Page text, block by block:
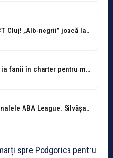
Meci greu pentru U-BT Cluj! „Alb-negrii” joacă la Podgorica una dintre cele...
U-BT Cluj-Napoca își ia fanii în charter pentru meciurile decisive ale sezonului!...
Decisiv pentru semifinalele ABA League. Silvășan înainte de Buducnost - U-BT: "Este...
spre Podgorica pentru